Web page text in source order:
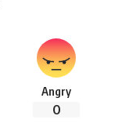
Angry
0